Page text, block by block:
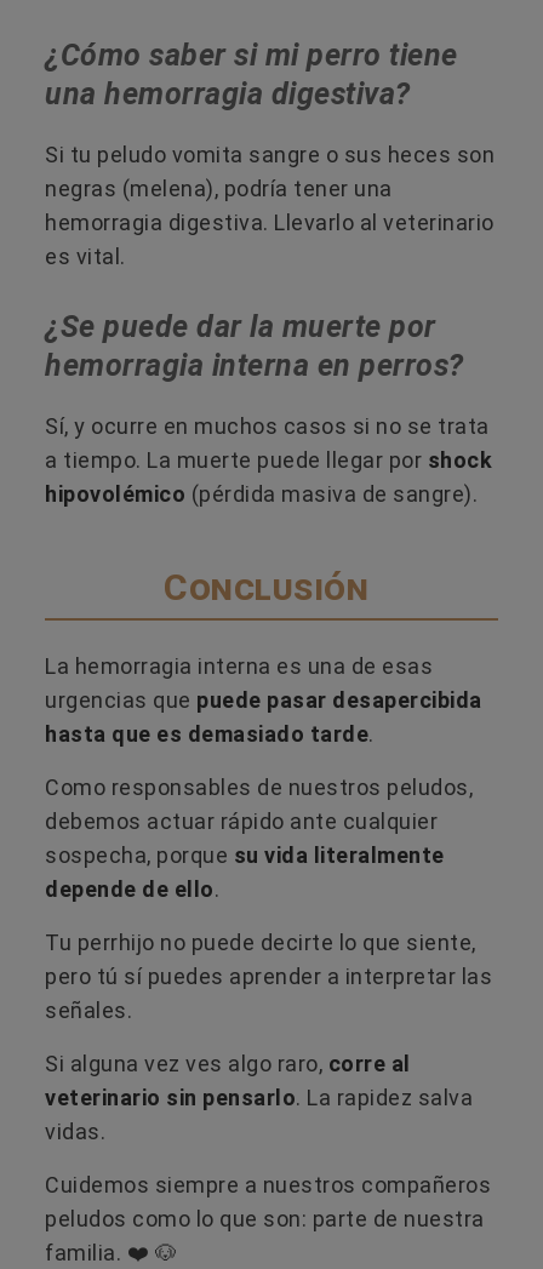
¿Cómo saber si mi perro tiene
una hemorragia digestiva?
Si tu peludo vomita sangre o sus heces son
negras (melena), podría tener una
hemorragia digestiva. Llevarlo al veterinario
es vital.
¿Se puede dar la muerte por
hemorragia interna en perros?
Sí, y ocurre en muchos casos si no se trata
a tiempo. La muerte puede llegar por shock
hipovolémico (pérdida masiva de sangre).
Conclusión
La hemorragia interna es una de esas
urgencias que puede pasar desapercibida
hasta que es demasiado tarde.
Como responsables de nuestros peludos,
debemos actuar rápido ante cualquier
sospecha, porque su vida literalmente
depende de ello.
Tu perrhijo no puede decirte lo que siente,
pero tú sí puedes aprender a interpretar las
señales.
Si alguna vez ves algo raro, corre al
veterinario sin pensarlo. La rapidez salva
vidas.
Cuidemos siempre a nuestros compañeros
peludos como lo que son: parte de nuestra
familia. ❤️ 🐶